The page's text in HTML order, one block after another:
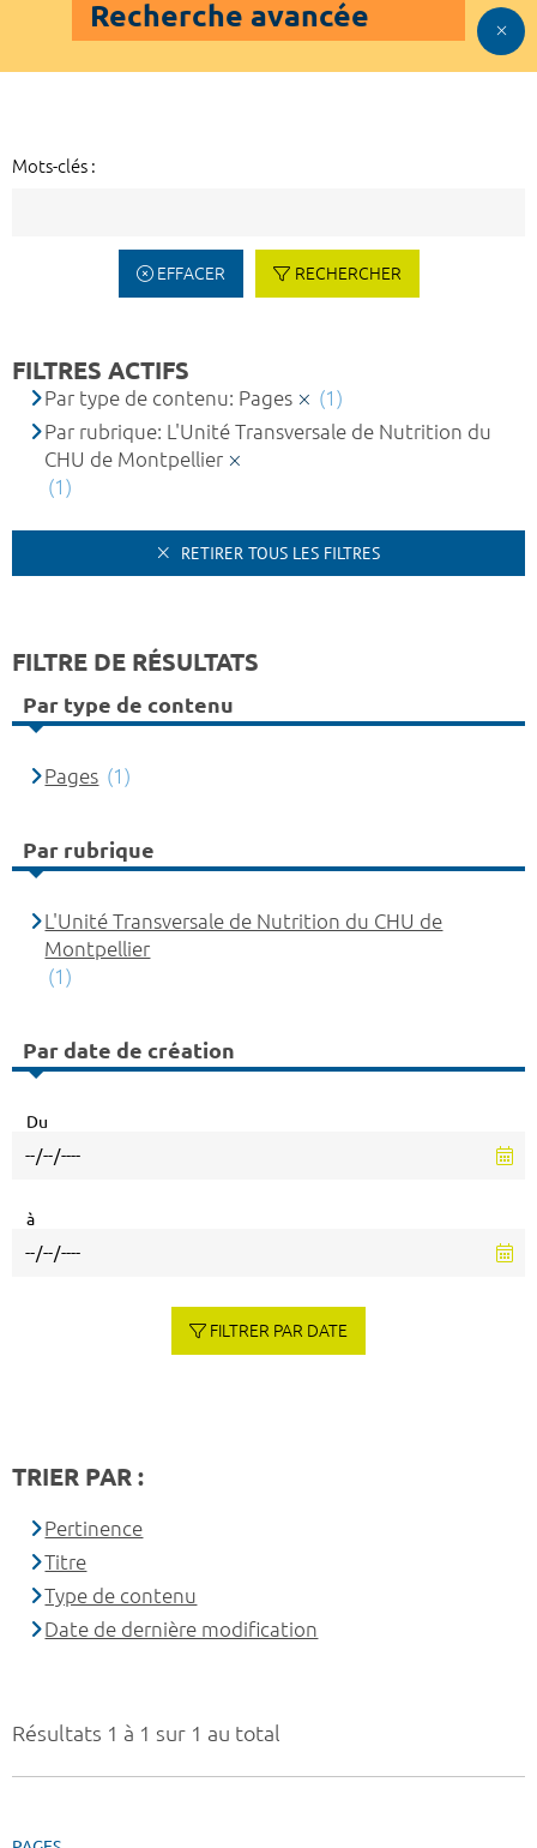
Recherche avancée
Mots-clés :
EFFACER RECHERCHER
Résultats 1 à 1 sur 1 au total
FILTRES ACTIFS
Par type de contenu: Pages
(1)
Par rubrique: L'Unité Transversale de Nutrition du
CHU de Montpellier
(1)
RETIRER TOUS LES FILTRES
FILTRE DE RÉSULTATS
Par type de contenu
Pages (1)
Par rubrique
L'Unité Transversale de Nutrition du CHU de
Montpellier
(1)
Par date de création
Du
à
FILTRER PAR DATE
TRIER PAR :
Pertinence
Titre
Type de contenu
Date de dernière modification